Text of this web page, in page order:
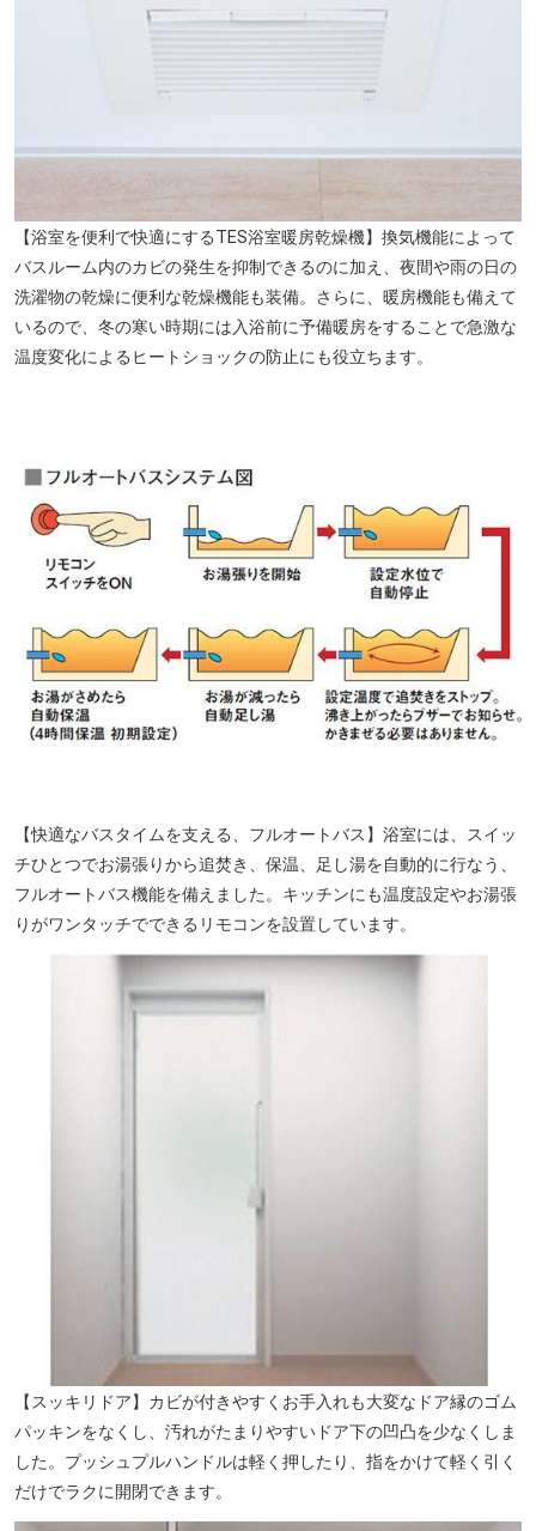
【浴室を便利で快適にするTES浴室暖房乾燥機】換気機能によって
バスルーム内のカビの発生を抑制できるのに加え、夜間や雨の日の
洗濯物の乾燥に便利な乾燥機能も装備。さらに、暖房機能も備えて
いるので、冬の寒い時期には入浴前に予備暖房をすることで急激な
温度変化によるヒートショックの防止にも役立ちます。
【快適なバスタイムを支える、フルオートバス】浴室には、スイッ
チひとつでお湯張りから追焚き、保温、足し湯を自動的に行なう、
フルオートバス機能を備えました。キッチンにも温度設定やお湯張
りがワンタッチでできるリモコンを設置しています。
【スッキリドア】カビが付きやすくお手入れも大変なドア縁のゴム
パッキンをなくし、汚れがたまりやすいドア下の凹凸を少なくしま
した。プッシュプルハンドルは軽く押したり、指をかけて軽く引く
だけでラクに開閉できます。